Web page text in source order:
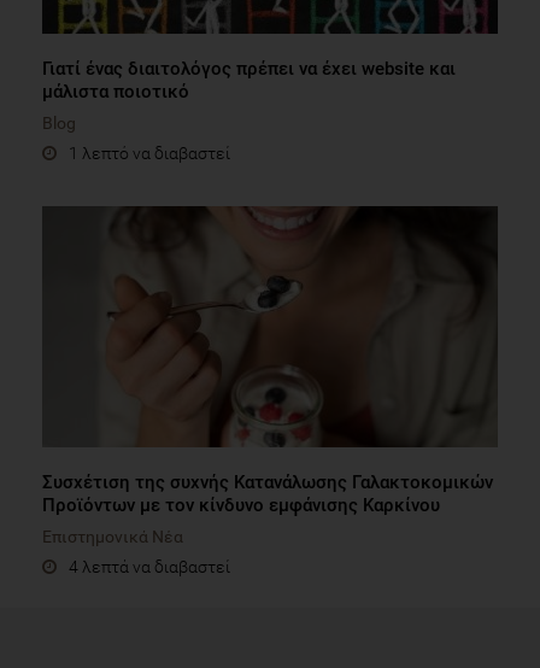
Γιατί ένας διαιτολόγος πρέπει να έχει website και
μάλιστα ποιοτικό
Blog
1 λεπτό να διαβαστεί
Συσχέτιση της συχνής Κατανάλωσης Γαλακτοκομικών
Προϊόντων με τον κίνδυνο εμφάνισης Καρκίνου
Επιστημονικά Νέα
4 λεπτά να διαβαστεί